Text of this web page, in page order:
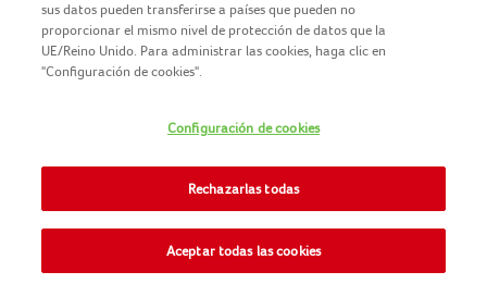
POLÍTICA DE PRIVACIDAD
MAPA DEL SITIO
TÉRMINOS Y CONDICIONES
FINDUS FOOD SERVICES
COOKIES
CONTACTO
sus datos pueden transferirse a países que pueden no
proporcionar el mismo nivel de protección de datos que la
UE/Reino Unido. Para administrar las cookies, haga clic en
"Configuración de cookies".
Configuración de cookies
Rechazarlas todas
Aceptar todas las cookies